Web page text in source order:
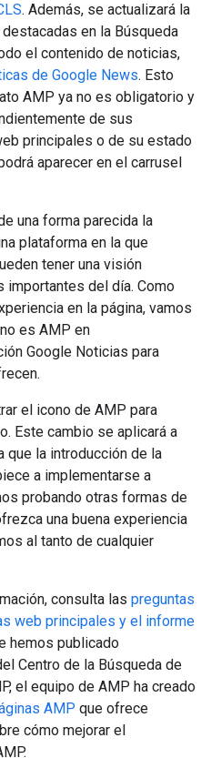
. Además, se actualizará la
en la Búsqueda
el contenido de noticias,
de Google News. Esto
AMP ya no es obligatorio y
de sus
principales o de su estado
aparecer en el carrusel
una forma parecida la
plataforma en la que
tener una visión
importantes del día. Como
en la página, vamos
es AMP en
Google Noticias para
el icono de AMP para
Este cambio se aplicará a
que la introducción de la
a implementarse a
probando otras formas de
una buena experiencia
al tanto de cualquier
consulta las preguntas
web principales y el informe
hemos publicado
Centro de la Búsqueda de
el equipo de AMP ha creado
AMP que ofrece
cómo mejorar el